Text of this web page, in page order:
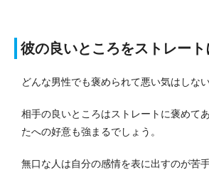
彼の良いところをストレート
どんな男性でも褒められて悪い気はしない
相手の良いところはストレートに褒めて
たへの好意も強まるでしょう。
無口な人は自分の感情を表に出すのが苦